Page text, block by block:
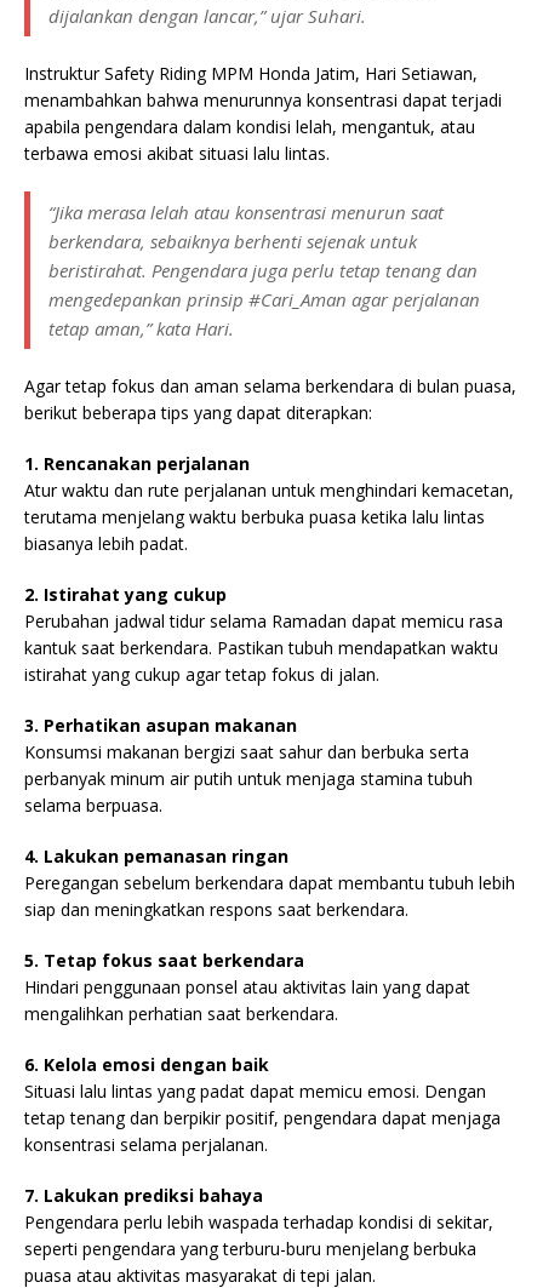
dijalankan dengan lancar,” ujar Suhari.
Instruktur Safety Riding MPM Honda Jatim, Hari Setiawan,
menambahkan bahwa menurunnya konsentrasi dapat terjadi
apabila pengendara dalam kondisi lelah, mengantuk, atau
terbawa emosi akibat situasi lalu lintas.
“Jika merasa lelah atau konsentrasi menurun saat
berkendara, sebaiknya berhenti sejenak untuk
beristirahat. Pengendara juga perlu tetap tenang dan
mengedepankan prinsip #Cari_Aman agar perjalanan
tetap aman,” kata Hari.
Agar tetap fokus dan aman selama berkendara di bulan puasa,
berikut beberapa tips yang dapat diterapkan:
1. Rencanakan perjalanan
Atur waktu dan rute perjalanan untuk menghindari kemacetan,
terutama menjelang waktu berbuka puasa ketika lalu lintas
biasanya lebih padat.
2. Istirahat yang cukup
Perubahan jadwal tidur selama Ramadan dapat memicu rasa
kantuk saat berkendara. Pastikan tubuh mendapatkan waktu
istirahat yang cukup agar tetap fokus di jalan.
3. Perhatikan asupan makanan
Konsumsi makanan bergizi saat sahur dan berbuka serta
perbanyak minum air putih untuk menjaga stamina tubuh
selama berpuasa.
4. Lakukan pemanasan ringan
Peregangan sebelum berkendara dapat membantu tubuh lebih
siap dan meningkatkan respons saat berkendara.
5. Tetap fokus saat berkendara
Hindari penggunaan ponsel atau aktivitas lain yang dapat
mengalihkan perhatian saat berkendara.
6. Kelola emosi dengan baik
Situasi lalu lintas yang padat dapat memicu emosi. Dengan
tetap tenang dan berpikir positif, pengendara dapat menjaga
konsentrasi selama perjalanan.
7. Lakukan prediksi bahaya
Pengendara perlu lebih waspada terhadap kondisi di sekitar,
seperti pengendara yang terburu-buru menjelang berbuka
puasa atau aktivitas masyarakat di tepi jalan.